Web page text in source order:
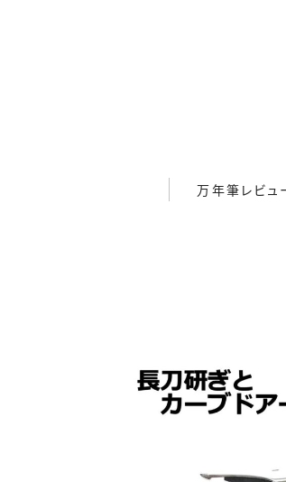
万年筆レビュ
万年筆レビュー
システム手帳・バインダー